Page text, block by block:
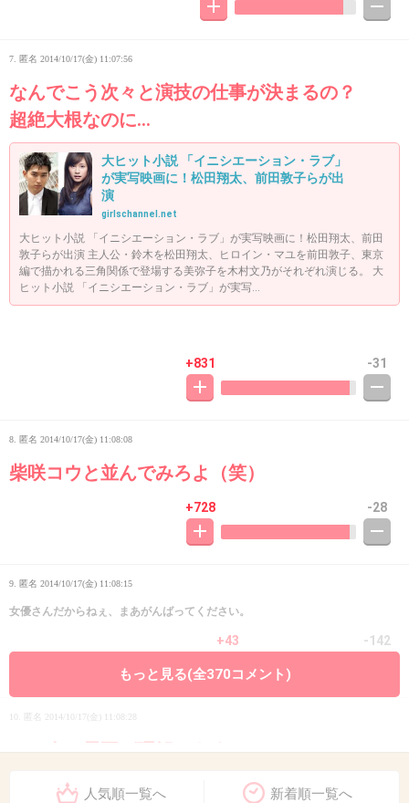
7. 匿名 2014/10/17(金) 11:07:56
なんでこう次々と演技の仕事が決まるの？
超絶大根なのに…
大ヒット小説 「イニシエーション・ラブ」
が実写映画に！松田翔太、前田敦子らが出
演
girlschannel.net
大ヒット小説 「イニシエーション・ラブ」が実写映画に！松田翔太、前田
敦子らが出演 主人公・鈴木を松田翔太、ヒロイン・マユを前田敦子、東京
編で描かれる三角関係で登場する美弥子を木村文乃がそれぞれ演じる。 大
ヒット小説 「イニシエーション・ラブ」が実写...
+831 -31
8. 匿名 2014/10/17(金) 11:08:08
柴咲コウと並んでみろよ（笑）
+728 -28
9. 匿名 2014/10/17(金) 11:08:15
女優さんだからねぇ、まあがんばってください。
+43 -142
10. 匿名 2014/10/17(金) 11:08:28
この人の需要が理解できません
もっと見る(全370コメント)
人気順一覧へ 新着順一覧へ